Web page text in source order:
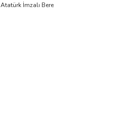
Atatürk İmzalı Bere